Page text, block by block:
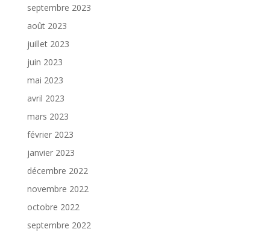
septembre 2023
août 2023
juillet 2023
juin 2023
mai 2023
avril 2023
mars 2023
février 2023
janvier 2023
décembre 2022
novembre 2022
octobre 2022
septembre 2022